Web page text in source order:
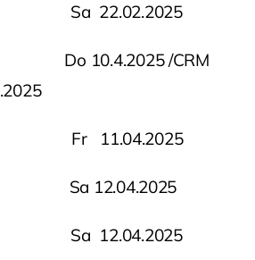
Sa 22.02.2025
Do 10.4.2025 /CRM
11.04.2025
Sa 12.04.2025
Sa 12.04.2025